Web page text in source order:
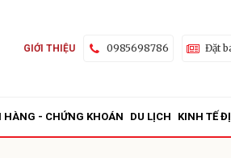
GIỚI THIỆU 0985698786 Đặt
HÀNG - CHỨNG KHOÁN DU LỊCH KINH TẾ